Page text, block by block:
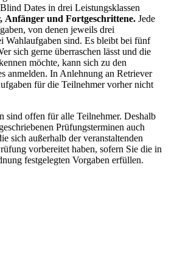
Dates in drei Leistungsklassen
Anfänger und Fortgeschrittene. Jede
von denen jeweils drei
Wahlaufgaben sind. Es bleibt bei fünf
sich gerne überraschen lässt und die
möchte, kann sich zu den
anmelden. In Anlehnung an Retriever
für die Teilnehmer vorher nicht
offen für alle Teilnehmer. Deshalb
Prüfungsterminen auch
sich außerhalb der veranstaltenden
vorbereitet haben, sofern Sie die in
festgelegten Vorgaben erfüllen.